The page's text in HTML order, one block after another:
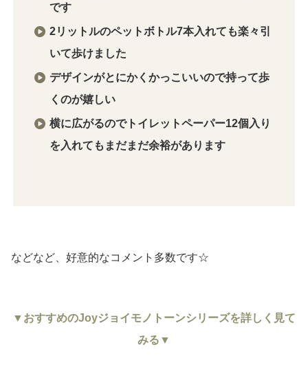
です
2リットルのペットボトル7本入れても楽々引
いて歩けました
デザインがとにかくかっこいいので持って歩
くのが嬉しい
横に広がるのでトイレットペーパー12個入り
を入れてもまだまだ余裕があります
などなど、好意的なコメント多数です☆
▼おすすめのJoyジョイモノトーンシリーズを詳しく見て
みる▼